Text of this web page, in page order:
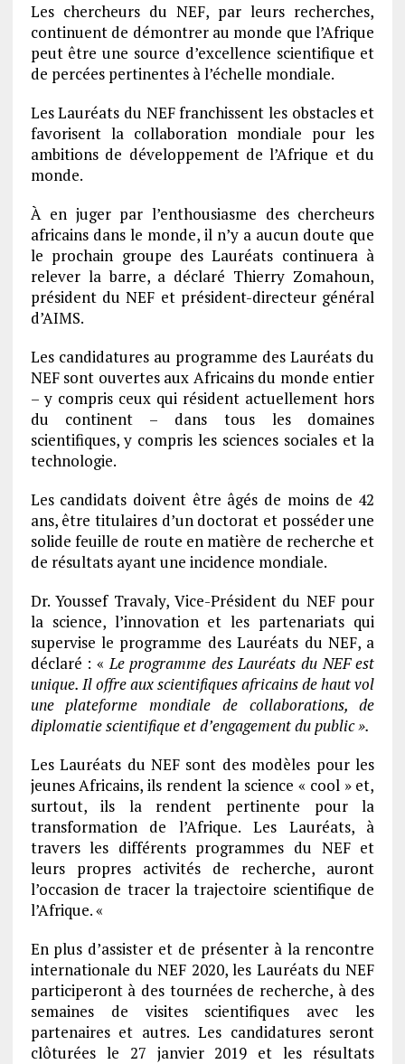
Les chercheurs du NEF, par leurs recherches,
continuent de démontrer au monde que l’Afrique
peut être une source d’excellence scientifique et
de percées pertinentes à l’échelle mondiale.
Les Lauréats du NEF franchissent les obstacles et
favorisent la collaboration mondiale pour les
ambitions de développement de l’Afrique et du
monde.
À en juger par l’enthousiasme des chercheurs
africains dans le monde, il n’y a aucun doute que
le prochain groupe des Lauréats continuera à
relever la barre, a déclaré Thierry Zomahoun,
président du NEF et président-directeur général
d’AIMS.
Les candidatures au programme des Lauréats du
NEF sont ouvertes aux Africains du monde entier
– y compris ceux qui résident actuellement hors
du continent – dans tous les domaines
scientifiques, y compris les sciences sociales et la
technologie.
Les candidats doivent être âgés de moins de 42
ans, être titulaires d’un doctorat et posséder une
solide feuille de route en matière de recherche et
de résultats ayant une incidence mondiale.
Dr. Youssef Travaly, Vice-Président du NEF pour
la science, l’innovation et les partenariats qui
supervise le programme des Lauréats du NEF, a
déclaré : «Le programme des Lauréats du NEF est
unique. Il offre aux scientifiques africains de haut vol
une plateforme mondiale de collaborations, de
diplomatie scientifique et d’engagement du public ».
Les Lauréats du NEF sont des modèles pour les
jeunes Africains, ils rendent la science « cool » et,
surtout, ils la rendent pertinente pour la
transformation de l’Afrique. Les Lauréats, à
travers les différents programmes du NEF et
leurs propres activités de recherche, auront
l’occasion de tracer la trajectoire scientifique de
l’Afrique. «
En plus d’assister et de présenter à la rencontre
internationale du NEF 2020, les Lauréats du NEF
participeront à des tournées de recherche, à des
semaines de visites scientifiques avec les
partenaires et autres. Les candidatures seront
clôturées le 27 janvier 2019 et les résultats